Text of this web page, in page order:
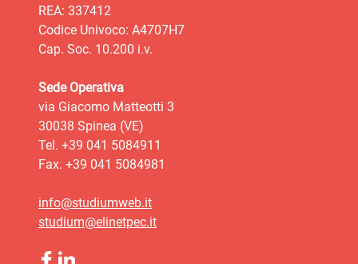
REA: 337412
Codice Univoco: A4707H7
Cap. Soc. 10.200 i.v.
Sede Operativa
via Giacomo Matteotti 3
30038 Spinea (VE)
Tel. +39 041 5084911
Fax. +39 041 5084981
info@studiumweb.it
studium@elinetpec.it